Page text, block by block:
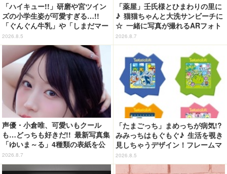
「ハイキュー!!」研磨や宮ツイン
ズの小学生姿が可愛すぎる…!!
「ぐんぐん牛乳」や「しまだマー
ト」デザインのグッズも!? ロー
ソン限定グッズが登場！
2026.8.5
「薬屋」壬氏様とひまわりの里に
♪ 猫猫ちゃんと大洗サンビーチに
☆ 一緒に写真が撮れるARフォト
スポット企画「猫猫・壬氏と夏巡
り」開催【茨城県】
2026.8.7
声優・小倉唯、可愛いもクール
も…どっちも好きだ!! 最新写真集
「ゆいま～る」4種類の表紙を公
開！「成長した私の姿を楽しんで
いただけたら」
2026.8.7
「たまごっち」まめっちが病気!?
みみっちはもぐもぐ♪ 生活を覗き
見しちゃうデザイン！フレームマ
グネット「ぴたっとフレーム」登
場☆
2026.8.5